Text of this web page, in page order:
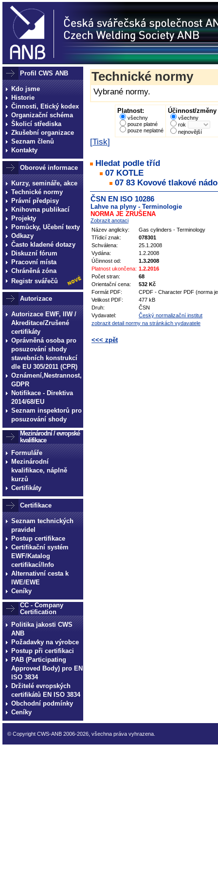
Profil CWS ANB
Kdo jsme
Historie
Činnosti, Etický kodex
Organizační schéma
Školicí střediska
Zkušební organizace
Seznam členů
Kontakty
Oborové informace
Kurzy, semináře, akce
Technické normy
Právní předpisy
Knihovna publikací
Projekty
Pomůcky, Učební texty
Odkazy
Často kladené dotazy
Diskuzní fórum
Pracovní místa
Chráněná zóna
Registr svářečů
Autorizace
Autorizace EWF, IIW /
Akreditace/Zrušené
certifikáty
Oprávněná osoba pro
posuzování shody
stavebních konstrukcí
dle EU 305/2011 (CPR)
Oznámení,Nestrannost,
GDPR
Notifikace - Direktiva
2014/68/EU
Seznam inspektorů pro
posuzování shody
Mezinárodní / evropské
kvalifikace
Formuláře
Mezinárodní
kvalifikace, náplně
kurzů
Certifikáty
Certifikace
Seznam technických
pravidel
Postup certifikace
Certifikační systém
EWF/Katalog
certifikací/Info
Alternativní cesta k
IWE/EWE
Ceníky
CC - Company
Certification
Politika jakosti CWS
ANB
Požadavky na výrobce
Postup při certifikaci
PAB (Participating
Approved Body) pro EN
ISO 3834
Držitelé evropských
certifikátů EN ISO 3834
Obchodní podmínky
Ceníky
Technické normy
Vybrané normy.
Platnost:
všechny
pouze platné
pouze neplatné
Účinnost/změny
všechny
rok
nejnovější
[Tisk]
Hledat podle tříd
07 KOTLE
07 83 Kovové tlakové
ČSN EN ISO 10286
Lahve na plyny - Terminologie
NORMA JE ZRUŠENA
Zobrazit anotaci
Název anglicky:
Gas cylinders - Terminology
Třídicí znak:
078301
Schválena:
25.1.2008
Vydána:
1.2.2008
Účinnost od:
1.3.2008
Platnost ukončena: 1.2.2016
Počet stran:
68
Orientační cena:
532 Kč
Formát PDF:
CPDF - Character PDF (norma
Velikost PDF:
477 kB
Druh:
ČSN
Vydavatel:
Český normalizační institut
zobrazit detail normy na stránkách vydavatele
<<< zpět
© Copyright CWS-ANB 2006-2026, všechna práva vyhrazena.